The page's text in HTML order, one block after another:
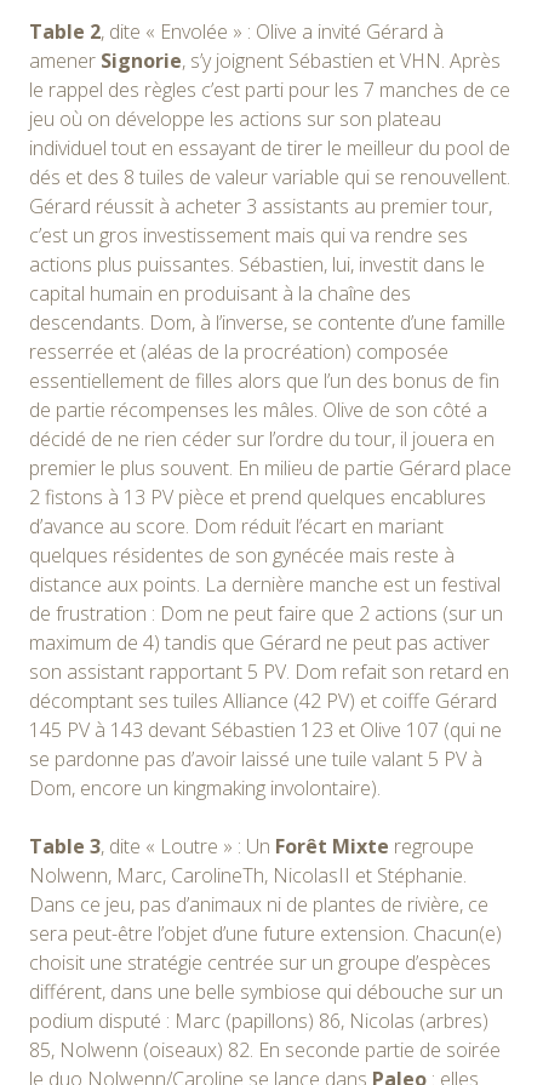
Table 2, dite « Envolée » : Olive a invité Gérard à
amener Signorie, s’y joignent Sébastien et VHN. Après
le rappel des règles c’est parti pour les 7 manches de ce
jeu où on développe les actions sur son plateau
individuel tout en essayant de tirer le meilleur du pool de
dés et des 8 tuiles de valeur variable qui se renouvellent.
Gérard réussit à acheter 3 assistants au premier tour,
c’est un gros investissement mais qui va rendre ses
actions plus puissantes. Sébastien, lui, investit dans le
capital humain en produisant à la chaîne des
descendants. Dom, à l’inverse, se contente d’une famille
resserrée et (aléas de la procréation) composée
essentiellement de filles alors que l’un des bonus de fin
de partie récompenses les mâles. Olive de son côté a
décidé de ne rien céder sur l’ordre du tour, il jouera en
premier le plus souvent. En milieu de partie Gérard place
2 fistons à 13 PV pièce et prend quelques encablures
d’avance au score. Dom réduit l’écart en mariant
quelques résidentes de son gynécée mais reste à
distance aux points. La dernière manche est un festival
de frustration : Dom ne peut faire que 2 actions (sur un
maximum de 4) tandis que Gérard ne peut pas activer
son assistant rapportant 5 PV. Dom refait son retard en
décomptant ses tuiles Alliance (42 PV) et coiffe Gérard
145 PV à 143 devant Sébastien 123 et Olive 107 (qui ne
se pardonne pas d’avoir laissé une tuile valant 5 PV à
Dom, encore un kingmaking involontaire).
Table 3, dite « Loutre » : Un Forêt Mixte regroupe
Nolwenn, Marc, CarolineTh, NicolasII et Stéphanie.
Dans ce jeu, pas d’animaux ni de plantes de rivière, ce
sera peut-être l’objet d’une future extension. Chacun(e)
choisit une stratégie centrée sur un groupe d’espèces
différent, dans une belle symbiose qui débouche sur un
podium disputé : Marc (papillons) 86, Nicolas (arbres)
85, Nolwenn (oiseaux) 82. En seconde partie de soirée
le duo Nolwenn/Caroline se lance dans Paleo : elles